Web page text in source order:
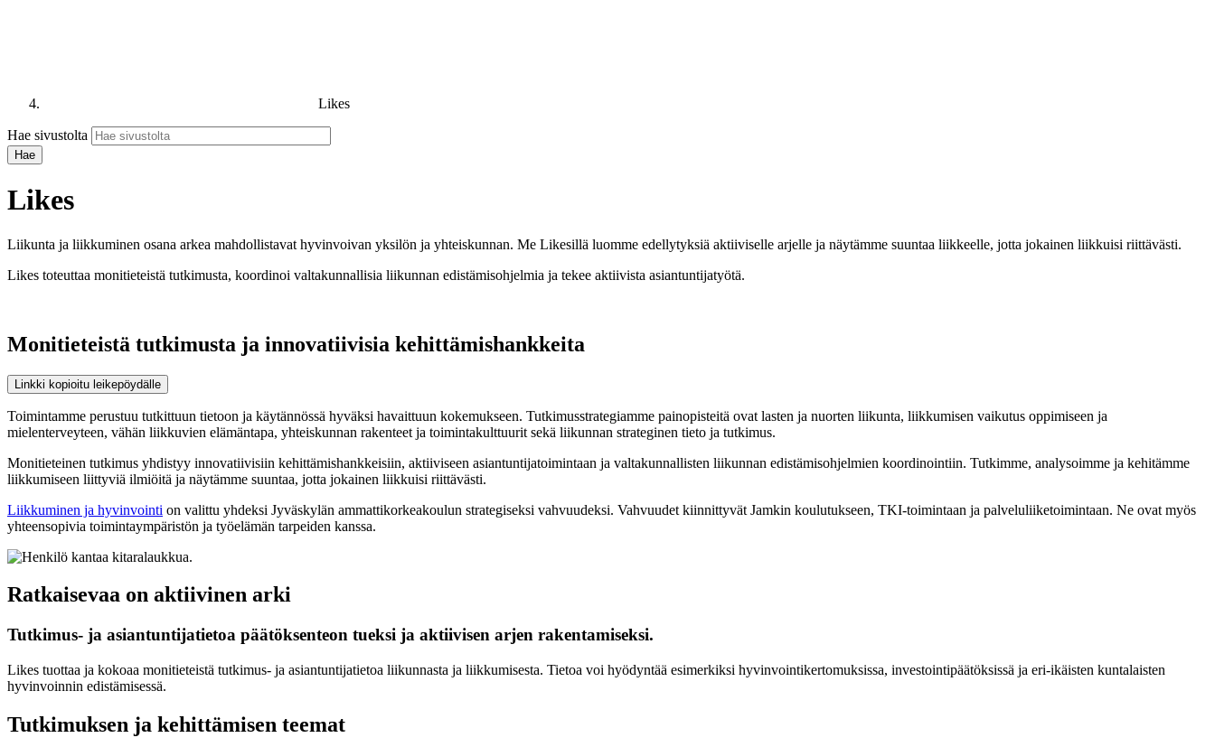
Likes
Hae sivustolta
Likes
Liikunta ja liikkuminen osana arkea mahdollistavat hyvinvoivan yksilön ja yhteiskunnan. Me Likesillä luomme edellytyksiä aktiiviselle arjelle ja näytämme suuntaa liikkeelle, jotta jokainen liikkuisi riittävästi.
Likes toteuttaa monitieteistä tutkimusta, koordinoi valtakunnallisia liikunnan edistämisohjelmia ja tekee aktiivista asiantuntijatyötä.
Monitieteistä tutkimusta ja innovatiivisia kehittämishankkeita
Linkki kopioitu leikepöydälle
Toimintamme perustuu tutkittuun tietoon ja käytännössä hyväksi havaittuun kokemukseen. Tutkimusstrategiamme painopisteitä ovat lasten ja nuorten liikunta, liikkumisen vaikutus oppimiseen ja
mielenterveyteen, vähän liikkuvien elämäntapa, yhteiskunnan rakenteet ja toimintakulttuurit sekä liikunnan strateginen tieto ja tutkimus.
Monitieteinen tutkimus yhdistyy innovatiivisiin kehittämishankkeisiin, aktiiviseen asiantuntijatoimintaan ja valtakunnallisten liikunnan edistämisohjelmien koordinointiin. Tutkimme, analysoimme ja kehitämme
liikkumiseen liittyviä ilmiöitä ja näytämme suuntaa, jotta jokainen liikkuisi riittävästi.
Liikkuminen ja hyvinvointi on valittu yhdeksi Jyväskylän ammattikorkeakoulun strategiseksi vahvuudeksi. Vahvuudet kiinnittyvät Jamkin koulutukseen, TKI-toimintaan ja palveluliiketoimintaan. Ne ovat myös
yhteensopivia toimintaympäristön ja työelämän tarpeiden kanssa.
Ratkaisevaa on aktiivinen arki
Tutkimus- ja asiantuntijatietoa päätöksenteon tueksi ja aktiivisen arjen rakentamiseksi.
Likes tuottaa ja kokoaa monitieteistä tutkimus- ja asiantuntijatietoa liikunnasta ja liikkumisesta. Tietoa voi hyödyntää esimerkiksi hyvinvointikertomuksissa, investointipäätöksissä ja eri-ikäisten kuntalaisten
hyvinvoinnin edistämisessä.
Tutkimuksen ja kehittämisen teemat